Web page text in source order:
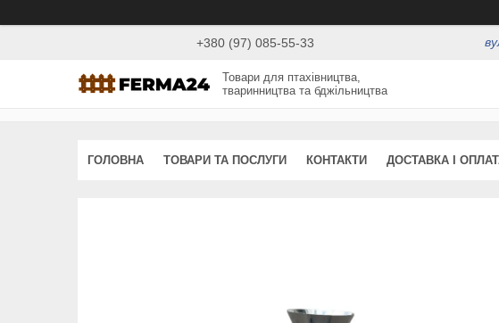
+380 (97) 085-55-33
Товари для птахівництва,
тваринництва та бджільництва
ГОЛОВНА ТОВАРИ ТА ПОСЛУГИ КОНТАКТИ ДОСТАВКА І